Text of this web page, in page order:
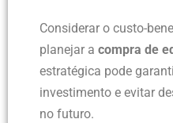
Considerar o custo-
planejar a compra de
estratégica pode
investimento e evitar
no futuro.